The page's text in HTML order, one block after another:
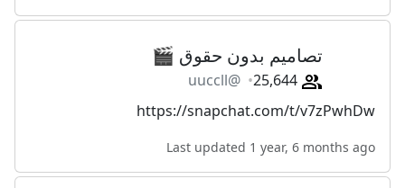
تصاميم بدون حقوق 🎬
@uuccll
https://snapchat.com/t/v7zPwhDw
Last updated 1 year, 6 months ago